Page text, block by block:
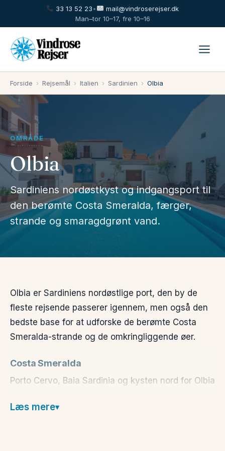
33 13 52 23•
mail@vindroserejser.dk
Man–tor 10–17, fre 10–16
Forside › Rejsemål › Italien › Sardinien › Olbia
OMRÅDE
Olbia
Sardiniens nordøstkyst og indgangsport til
den berømte Costa Smeralda, færger,
strande og smaragdgrønt vand.
Olbia er Sardiniens nordøstlige port, den by de
fleste rejsende passerer igennem, men også den
bedste base for at udforske de berømte Costa
Smeralda-strande og de omkringliggende øer.
Costa Smeralda
Porto Cervo, Baia Sardinia og kysten nord for Olbia
kystlinjer, med smaragdgrønt vand, hvide
Læs mere